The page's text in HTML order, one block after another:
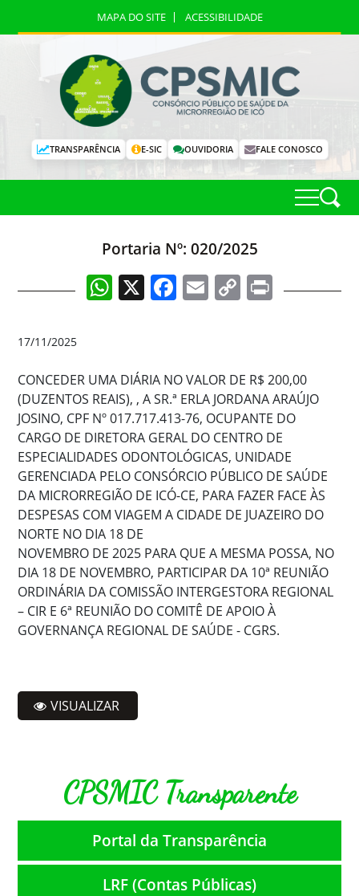
MAPA DO SITE ACESSIBILIDADE
TRANSPARÊNCIA E-SIC OUVIDORIA FALE CONOSCO
Portaria Nº: 020/2025
WhatsApp
X Facebook
EmailCopyPrint
17/11/2025
CONCEDER UMA DIÁRIA NO VALOR DE R$ 200,00
(DUZENTOS REAIS), , A SR.ª ERLA JORDANA ARAÚJO
JOSINO, CPF Nº 017.717.413-76, OCUPANTE DO
CARGO DE DIRETORA GERAL DO CENTRO DE
ESPECIALIDADES ODONTOLÓGICAS, UNIDADE
GERENCIADA PELO CONSÓRCIO PÚBLICO DE SAÚDE
DA MICRORREGIÃO DE ICÓ-CE, PARA FAZER FACE ÀS
DESPESAS COM VIAGEM A CIDADE DE JUAZEIRO DO
NORTE NO DIA 18 DE
NOVEMBRO DE 2025 PARA QUE A MESMA POSSA, NO
DIA 18 DE NOVEMBRO, PARTICIPAR DA 10ª REUNIÃO
ORDINÁRIA DA COMISSÃO INTERGESTORA REGIONAL
– CIR E 6ª REUNIÃO DO COMITÊ DE APOIO À
GOVERNANÇA REGIONAL DE SAÚDE - CGRS.
VISUALIZAR
CPSMIC Transparente
Portal da Transparência
LRF (Contas Públicas)